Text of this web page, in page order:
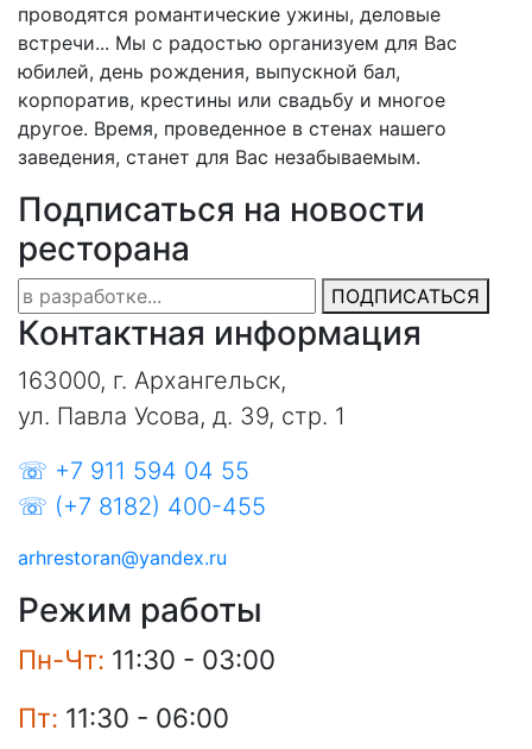
проводятся романтические ужины, деловые
встречи... Мы с радостью организуем для Вас
юбилей, день рождения, выпускной бал,
корпоратив, крестины или свадьбу и многое
другое. Время, проведенное в стенах нашего
заведения, станет для Вас незабываемым.
Подписаться на новости
ресторана
ПОДПИСАТЬСЯ
Контактная информация
163000, г. Архангельск,
ул. Павла Усова, д. 39, стр. 1
☏ +7 911 594 04 55
☏ (+7 8182) 400-455
arhrestoran@yandex.ru
Режим работы
Пн-Чт: 11:30 - 03:00
Пт: 11:30 - 06:00